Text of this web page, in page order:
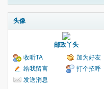
头像
邮政丫头
收听TA
加为好友
给我留言
打个招呼
发送消息